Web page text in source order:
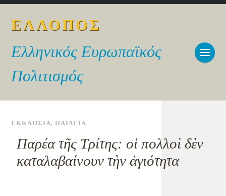
ΕΛΛΟΠΟΣ
Ελληνικός Ευρωπαϊκός
Πολιτισμός
ΕΚΚΛΗΣΙΑ,ΠΑΙΔΕΙΑ
Παρέα τῆς Τρίτης: οἱ πολλοὶ δὲν
καταλαβαίνουν τὴν ἁγιότητα